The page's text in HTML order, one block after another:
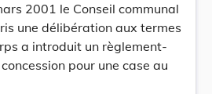
2001 le Conseil communal
une délibération aux termes
a introduit un règlement-
pour une case au